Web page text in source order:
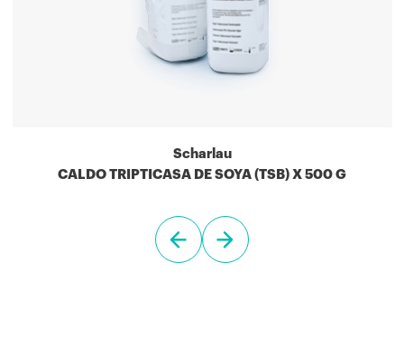
Scharlau
CALDO TRIPTICASA DE SOYA (TSB) X 500 G